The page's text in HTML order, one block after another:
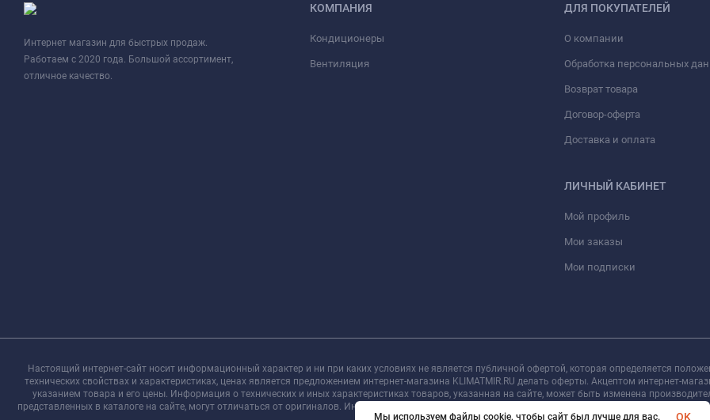
Интернет магазин для быстрых продаж.
Работаем с 2020 года. Большой ассортимент,
отличное качество.
КОМПАНИЯ
Кондиционеры
Вентиляция
ДЛЯ ПОКУПАТЕЛЕЙ
О компании
Обработка персональных
Возврат товара
Договор-оферта
Доставка и оплата
ЛИЧНЫЙ КАБИНЕТ
Мой профиль
Мои заказы
Мои подписки
Настоящий интернет-сайт носит информационный характер и ни при каких условиях не является публичной офертой, которая определяется
технических свойствах и характеристиках, ценах является предложением интернет-магазина KLIMATMIR.RU делать оферты. Акцептом интернет-
указанием товара и его цены. Информация о технических и иных характеристиках товаров, указанная на сайте, может быть изменена
представленных в каталоге на сайте, могут отличаться от оригиналов. Информация о цене товара, указанная в каталоге на сайте, может
Мы используем файлы cookie, чтобы сайт был лучше для вас.
OK